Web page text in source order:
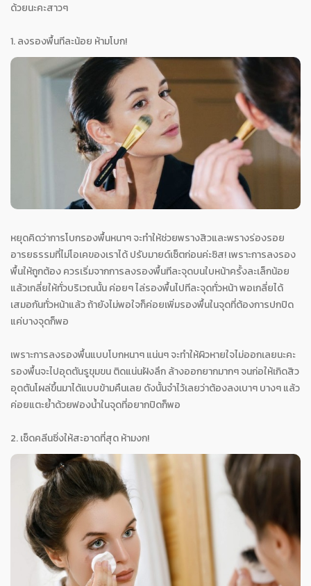
ด้วยนะคะสาวๆ
1. ลงรองพื้นทีละน้อย ห้ามโบก!
หยุดคิดว่าการโบกรองพื้นหนาๆ จะทำให้ช่วยพรางสิวและพรางร่องรอย
อารยธรรมที่ไม่โอเคของเราได้ ปรับมายด์เซ็ตก่อนค่ะซิส! เพราะการลงรอง
พื้นให้ถูกต้อง ควรเริ่มจากการลงรองพื้นทีละจุดบนใบหน้าครั้งละเล็กน้อย
แล้วเกลี่ยให้ทั่วบริเวณนั้น ค่อยๆ ไล่รองพื้นไปทีละจุดทั่วหน้า พอเกลี่ยได้
เสมอกันทั่วหน้าแล้ว ถ้ายังไม่พอใจก็ค่อยเพิ่มรองพื้นในจุดที่ต้องการปกปิด
แค่บางจุดก็พอ
เพราะการลงรองพื้นแบบโบกหนาๆ แน่นๆ จะทำให้ผิวหายใจไม่ออกเลยนะคะ
รองพื้นจะไปอุดตันรูขุมขน ติดแน่นฝังลึก ล้างออกยากมากๆ จนก่อให้เกิดสิว
อุดตันโผล่ขึ้นมาได้แบบข้ามคืนเลย ดังนั้นจำไว้เลยว่าต้องลงเบาๆ บางๆ แล้ว
ค่อยแตะย้ำด้วยฟองน้ำในจุดที่อยากปิดก็พอ
2. เช็ดคลีนซิ่งให้สะอาดที่สุด ห้ามงก!